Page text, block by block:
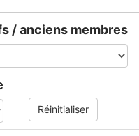
/ anciens membres
Réinitialiser